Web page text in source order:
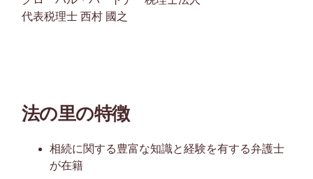
代表税理士 西村 國之
法の里の特徴
相続に関する豊富な知識と経験を有する弁護士
が在籍